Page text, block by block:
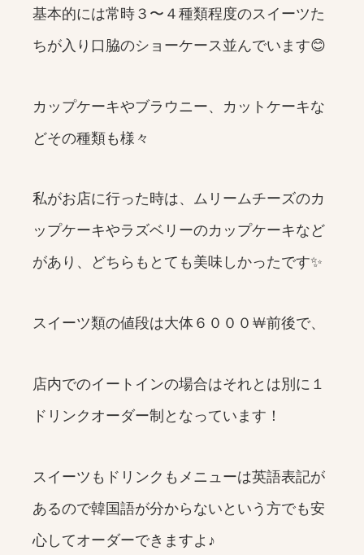
基本的には常時３〜４種類程度のスイーツた
ちが入り口脇のショーケース並んでいます😊
カップケーキやブラウニー、カットケーキな
どその種類も様々
私がお店に行った時は、ムリームチーズのカ
ップケーキやラズベリーのカップケーキなど
があり、どちらもとても美味しかったです✨
スイーツ類の値段は大体６０００￦前後で、
店内でのイートインの場合はそれとは別に１
ドリンクオーダー制となっています！
スイーツもドリンクもメニューは英語表記が
あるので韓国語が分からないという方でも安
心してオーダーできますよ♪